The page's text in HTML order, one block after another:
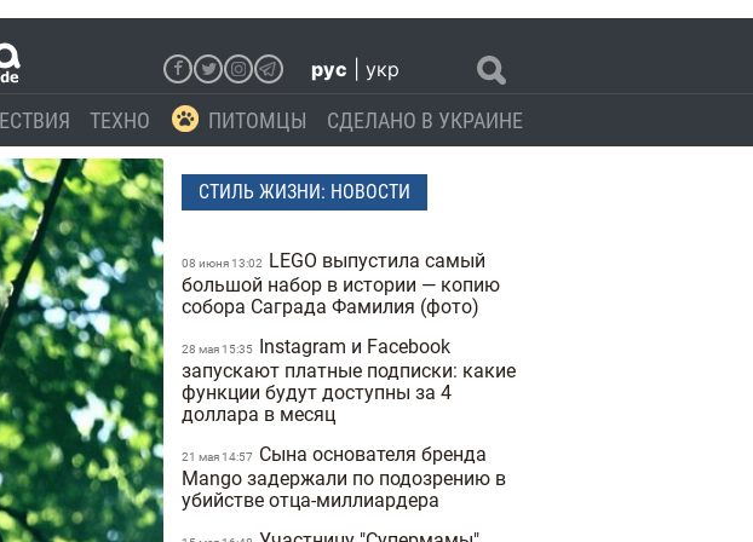
рус укр
ТЕХНО ПИТОМЦЫ СДЕЛАНО В УКРАИНЕ
СТИЛЬ ЖИЗНИ: НОВОСТИ
08 июня 13:02
LEGO выпустила самый
большой набор в истории — копию
собора Саграда Фамилия (фото)
28 мая 15:35 Instagram и Facebook
запускают платные подписки: какие
функции будут доступны за 4
доллара в месяц
21 мая 14:57
Сына основателя бренда
Mango задержали по подозрению в
убийстве отца-миллиардера